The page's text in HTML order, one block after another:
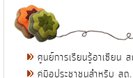
ศูนย์การเรียนรู้อาเซียน
คู่มือประชาชนสำหรับ สถ.